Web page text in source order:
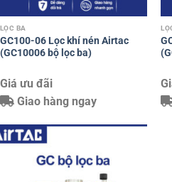
LỌC BA
GC100-06 Lọc khí nén Airtac
(GC10006 bộ lọc ba)
Giá ưu đãi
Giao hàng ngay